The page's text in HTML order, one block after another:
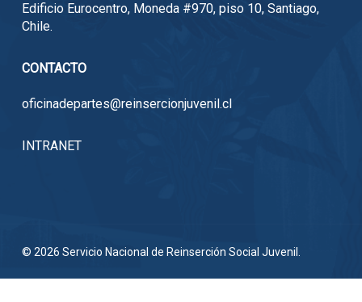
Edificio Eurocentro, Moneda #970, piso 10, Santiago,
Chile.
CONTACTO
oficinadepartes@reinsercionjuvenil.cl
INTRANET
© 2026 Servicio Nacional de Reinserción Social Juvenil.